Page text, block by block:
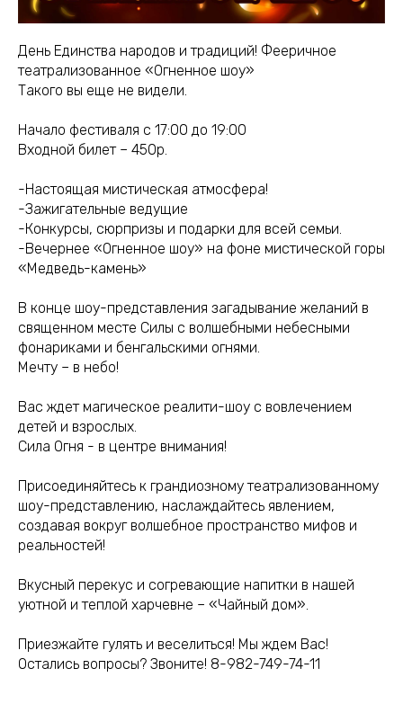
День Единства народов и традиций! Фееричное
театрализованное «Огненное шоу»
Такого вы еще не видели.
Начало фестиваля с 17:00 до 19:00
Входной билет – 450р.
-Настоящая мистическая атмосфера!
-Зажигательные ведущие
-Конкурсы, сюрпризы и подарки для всей семьи.
-Вечернее «Огненное шоу» на фоне мистической горы
«Медведь-камень»
В конце шоу-представления загадывание желаний в
священном месте Силы с волшебными небесными
фонариками и бенгальскими огнями.
Мечту – в небо!
Вас ждет магическое реалити-шоу с вовлечением
детей и взрослых.
Сила Огня - в центре внимания!
Присоединяйтесь к грандиозному театрализованному
шоу-представлению, наслаждайтесь явлением,
создавая вокруг волшебное пространство мифов и
реальностей!
Вкусный перекус и согревающие напитки в нашей
уютной и теплой харчевне – «Чайный дом».
Приезжайте гулять и веселиться! Мы ждем Вас!
Остались вопросы? Звоните! 8-982-749-74-11